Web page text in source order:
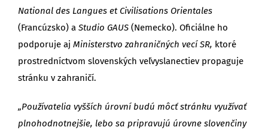
National des Langues et Civilisations Orientales
(Francúzsko) a Studio GAUS (Nemecko). Oficiálne ho
podporuje aj Ministerstvo zahraničných vecí SR, ktoré
prostredníctvom slovenských veľvyslanectiev propaguje
stránku v zahraničí.
„Používatelia vyšších úrovní budú môcť stránku využívať
plnohodnotnejšie, lebo sa pripravujú úrovne slovenčiny